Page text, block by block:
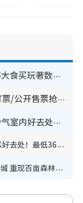
【8月生日优惠2026】全港85大食买玩著数攻略 自助餐/火锅放题同行免费＋诚品/DONKI送现金券
人夫集团｜Klook套票/优先订票/公开售票抢票攻略！附票价.购票连结.场地座位表
香港室内好去处︱逾35大够冷气室内好去处推荐 室内活动免费避雨无惧下雨
KTV推荐2026︱全港13大卡拉OK好去处！最低36元起 日语歌都有！(附地址+收费详情)
小熊维尼100周年快闪店登陆又一城 重现百亩森林经典场景／独家限定盲盒登场／专属DIY香水